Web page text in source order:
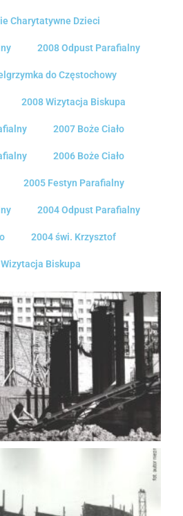
Charytatywne Dzieci
2008 Odpust Parafialny
do Częstochowy
2008 Wizytacja Biskupa
2007 Boże Ciało
2006 Boże Ciało
2005 Festyn Parafialny
2004 Odpust Parafialny
2004 świ. Krzysztof
Biskupa